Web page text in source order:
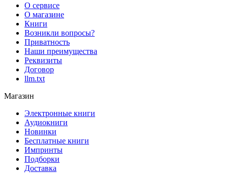
О сервисе
О магазине
Книги
Возникли вопросы?
Приватность
Наши преимущества
Реквизиты
Договор
llm.txt
Магазин
Электронные книги
Аудиокниги
Новинки
Бесплатные книги
Импринты
Подборки
Доставка